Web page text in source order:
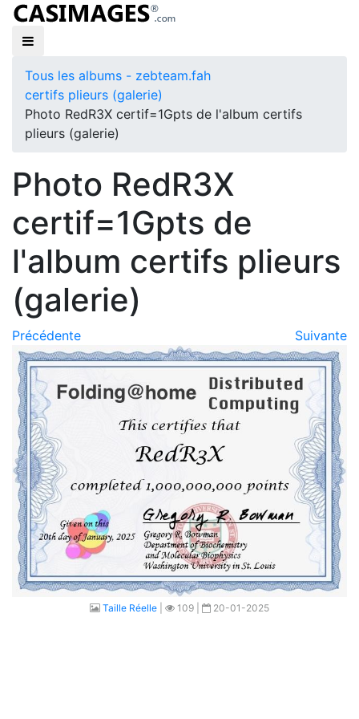
Tous les albums - zebteam.fah
certifs plieurs (galerie)
Photo RedR3X certif=1Gpts de l'album certifs
plieurs (galerie)
Photo RedR3X
certif=1Gpts de
l'album certifs plieurs
(galerie)
Précédente Suivante
Taille Réelle 109 | 20-01-2025